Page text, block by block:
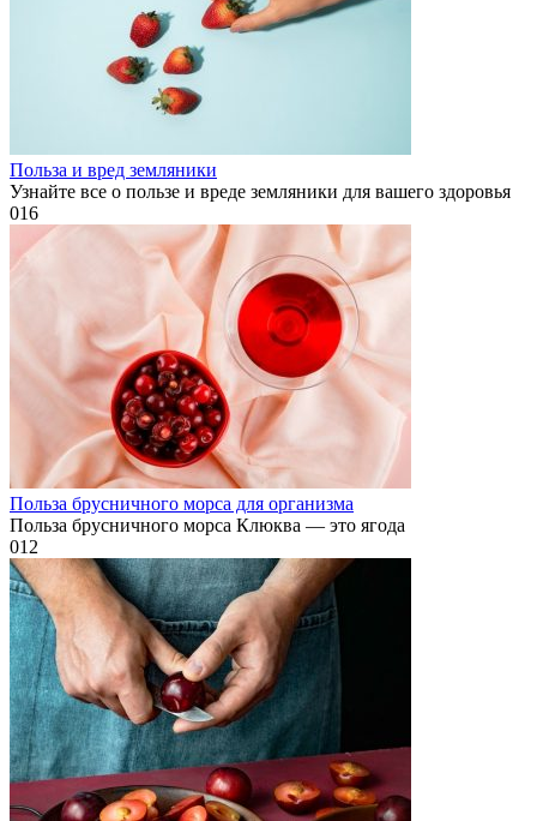
Польза и вред земляники
Узнайте все о пользе и вреде земляники для вашего здоровья
016
Польза брусничного морса для организма
Польза брусничного морса Клюква — это ягода
012